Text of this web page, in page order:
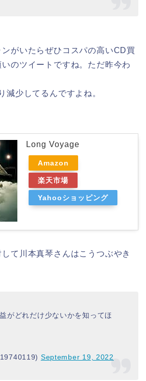
がいたらぜひコスパの高いCD買
のツイートですね。ただ昨今わ
減少してるんですよね。
Long Voyage
Amazon
楽天市場
Yahooショッピング
て川本真琴さんはこうつぶやき
がどれだけ少ないかを知ってほ
September 19, 2022